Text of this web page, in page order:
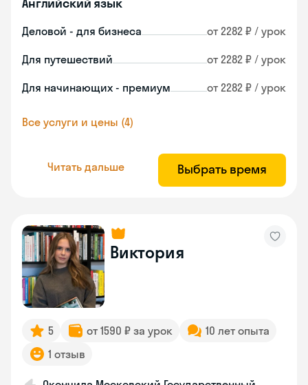
Деловой - для бизнеса от 2282 ₽ / урок
Для путешествий от 2282 ₽ / урок
Для начинающих - премиум от 2282 ₽ / урок
Все услуги и цены (4)
Читать дальше Выбрать время
Виктория
5 от 1590 ₽ за урок
10 лет опыта
1 отзыв